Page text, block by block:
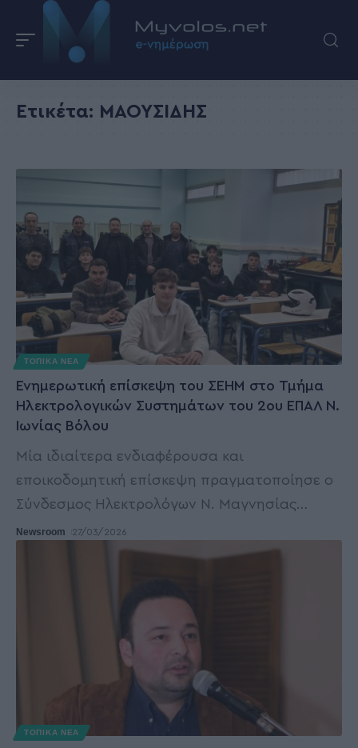
Ετικέτα: ΜΑΟΥΣΙΔΗΣ
ΤΟΠΙΚΑ ΝΕΑ
Ενημερωτική επίσκεψη του ΣΕΗΜ στο Τμήμα
Ηλεκτρολογικών Συστημάτων του 2ου ΕΠΑΛ Ν.
Ιωνίας Βόλου
Μία ιδιαίτερα ενδιαφέρουσα και
εποικοδομητική επίσκεψη πραγματοποίησε ο
Σύνδεσμος Ηλεκτρολόγων Ν. Μαγνησίας…
Newsroom 27/03/2026
ΤΟΠΙΚΑ ΝΕΑ